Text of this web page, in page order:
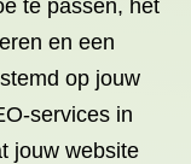
te passen, het
en een
op jouw
services in
jouw website